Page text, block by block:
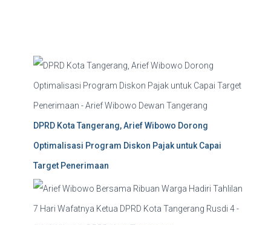
DPRD Kota Tangerang, Arief Wibowo Dorong
Optimalisasi Program Diskon Pajak untuk Capai
Target Penerimaan